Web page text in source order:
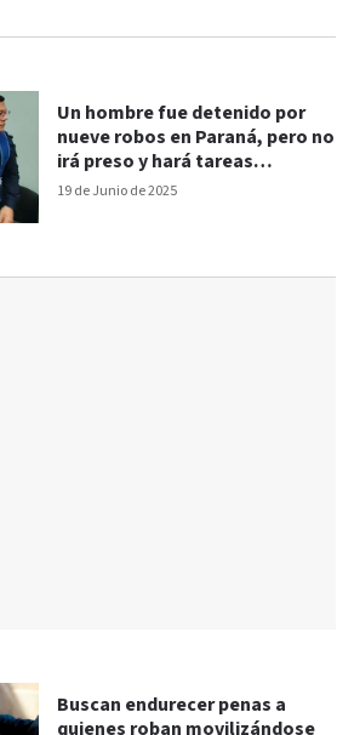
19 de Junio de 2025
Un hombre fue detenido por
nueve robos en Paraná, pero no
irá preso y hará tareas
comunitarias
Buscan endurecer penas a
quienes roban movilizándose